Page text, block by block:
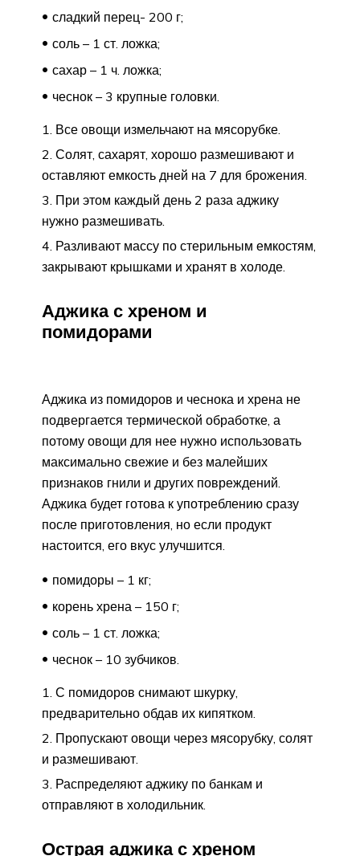
сладкий перец- 200 г;
соль – 1 ст. ложка;
сахар – 1 ч. ложка;
чеснок – 3 крупные головки.
Все овощи измельчают на мясорубке.
Солят, сахарят, хорошо размешивают и
оставляют емкость дней на 7 для брожения.
При этом каждый день 2 раза аджику
нужно размешивать.
Разливают массу по стерильным емкостям,
закрывают крышками и хранят в холоде.
Аджика с хреном и
помидорами
Аджика из помидоров и чеснока и хрена не
подвергается термической обработке, а
потому овощи для нее нужно использовать
максимально свежие и без малейших
признаков гнили и других повреждений.
Аджика будет готова к употреблению сразу
после приготовления, но если продукт
настоится, его вкус улучшится.
помидоры – 1 кг;
корень хрена – 150 г;
соль – 1 ст. ложка;
чеснок – 10 зубчиков.
С помидоров снимают шкурку,
предварительно обдав их кипятком.
Пропускают овощи через мясорубку, солят
и размешивают.
Распределяют аджику по банкам и
отправляют в холодильник.
Острая аджика с хреном